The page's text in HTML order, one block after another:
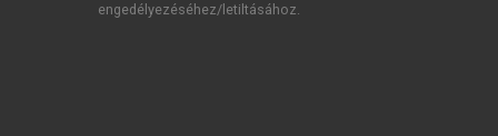
engedélyezéséhez/letiltásához.